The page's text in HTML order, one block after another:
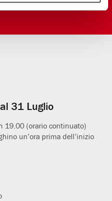
31 Luglio
19.00 (orario continuato)
un’ora prima dell’inizio